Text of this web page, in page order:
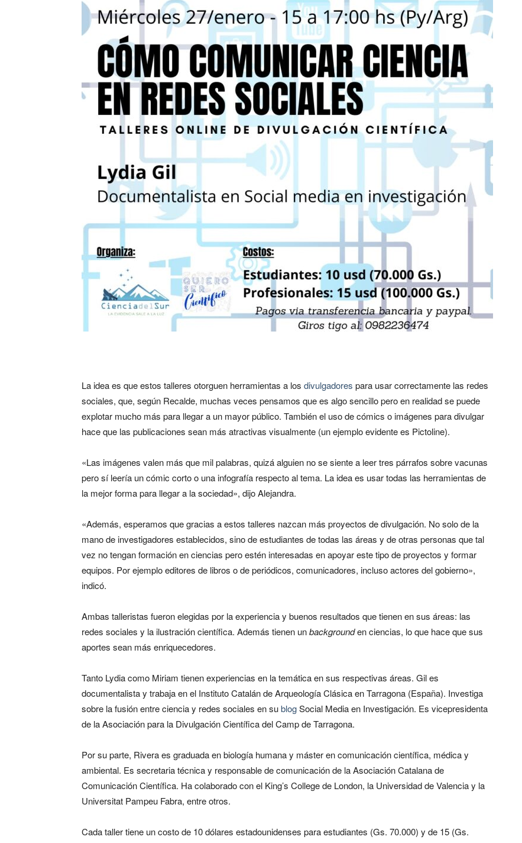
La idea es que estos talleres otorguen herramientas a los divulgadores para usar correctamente las redes
sociales, que, según Recalde, muchas veces pensamos que es algo sencillo pero en realidad se puede
explotar mucho más para llegar a un mayor público. También el uso de cómics o imágenes para divulgar
hace que las publicaciones sean más atractivas visualmente (un ejemplo evidente es Pictoline).
«Las imágenes valen más que mil palabras, quizá alguien no se siente a leer tres párrafos sobre vacunas
pero sí leería un cómic corto o una infografía respecto al tema. La idea es usar todas las herramientas de
la mejor forma para llegar a la sociedad», dijo Alejandra.
«Además, esperamos que gracias a estos talleres nazcan más proyectos de divulgación. No solo de la
mano de investigadores establecidos, sino de estudiantes de todas las áreas y de otras personas que tal
vez no tengan formación en ciencias pero estén interesadas en apoyar este tipo de proyectos y formar
equipos. Por ejemplo editores de libros o de periódicos, comunicadores, incluso actores del gobierno»,
indicó.
Ambas talleristas fueron elegidas por la experiencia y buenos resultados que tienen en sus áreas: las
redes sociales y la ilustración científica. Además tienen unbackgrounden ciencias, lo que hace que sus
aportes sean más enriquecedores.
Tanto Lydia como Miriam tienen experiencias en la temática en sus respectivas áreas. Gil es
documentalista y trabaja en el Instituto Catalán de Arqueología Clásica en Tarragona (España). Investiga
sobre la fusión entre ciencia y redes sociales en sublogSocial Media en Investigación. Es vicepresidenta
de la Asociación para la Divulgación Científica del Camp de Tarragona.
Por su parte, Rivera es graduada en biología humana y máster en comunicación científica, médica y
ambiental. Es secretaria técnica y responsable de comunicación de la Asociación Catalana de
Comunicación Científica. Ha colaborado con el King’s College de London, la Universidad de Valencia y la
Universitat Pampeu Fabra, entre otros.
Cada taller tiene un costo de 10 dólares estadounidenses para estudiantes (Gs. 70.000) y de 15 (Gs.